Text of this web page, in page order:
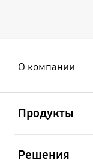
О компании
Продукты
Решения